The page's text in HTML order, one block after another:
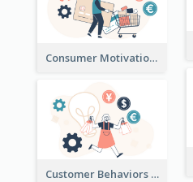
Consumer Motivation Illustration
Customer Behaviors Illustration